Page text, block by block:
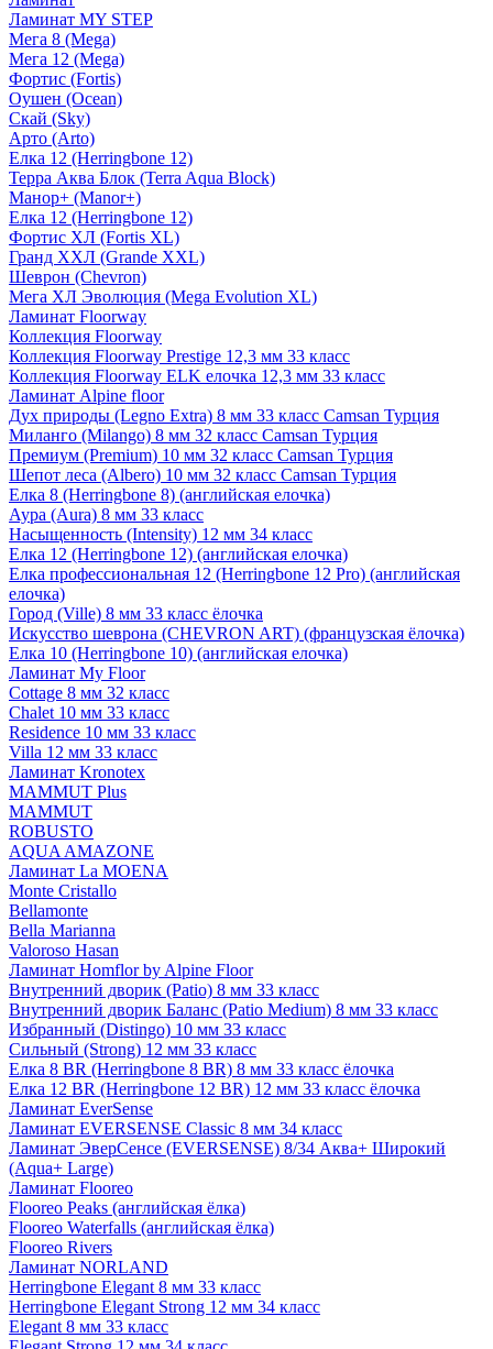
Ламинат MY STEP
Мега 8 (Mega)
Мега 12 (Mega)
Фортис (Fortis)
Оушен (Ocean)
Скай (Sky)
Арто (Arto)
Елка 12 (Herringbone 12)
Терра Аква Блок (Terra Aqua Block)
Манор+ (Manor+)
Елка 12 (Herringbone 12)
Фортис ХЛ (Fortis XL)
Гранд ХХЛ (Grande XXL)
Шеврон (Chevron)
Мега ХЛ Эволюция (Mega Evolution XL)
Ламинат Floorway
Коллекция Floorway
Коллекция Floorway Prestige 12,3 мм 33 класс
Коллекция Floorway ELK елочка 12,3 мм 33 класс
Ламинат Alpine floor
Дух природы (Legno Extra) 8 мм 33 класс Camsan Турция
Миланго (Milango) 8 мм 32 класс Camsan Турция
Премиум (Premium) 10 мм 32 класс Camsan Турция
Шепот леса (Albero) 10 мм 32 класс Camsan Турция
Елка 8 (Herringbone 8) (английская елочка)
Аура (Aura) 8 мм 33 класс
Насыщенность (Intensity) 12 мм 34 класс
Елка 12 (Herringbone 12) (английская елочка)
Елка профессиональная 12 (Herringbone 12 Pro) (английская
елочка)
Город (Ville) 8 мм 33 класс ёлочка
Искусство шеврона (CHEVRON ART) (французская ёлочка)
Елка 10 (Herringbone 10) (английская елочка)
Ламинат My Floor
Cottage 8 мм 32 класс
Chalet 10 мм 33 класс
Residence 10 мм 33 класс
Villa 12 мм 33 класс
Ламинат Kronotex
MAMMUT Plus
MAMMUT
ROBUSTO
AQUA AMAZONE
Ламинат La MOENA
Monte Cristallo
Bellamonte
Bella Marianna
Valoroso Hasan
Ламинат Homflor by Alpine Floor
Внутренний дворик (Patio) 8 мм 33 класс
Внутренний дворик Баланс (Patio Medium) 8 мм 33 класс
Избранный (Distingo) 10 мм 33 класс
Сильный (Strong) 12 мм 33 класс
Елка 8 BR (Herringbone 8 BR) 8 мм 33 класс ёлочка
Елка 12 BR (Herringbone 12 BR) 12 мм 33 класс ёлочка
Ламинат EverSense
Ламинат EVERSENSE Classic 8 мм 34 класс
Ламинат ЭверСенсе (EVERSENSE) 8/34 Аква+ Широкий
(Aqua+ Large)
Ламинат Flooreo
Flooreo Peaks (английская ёлка)
Flooreo Waterfalls (английская ёлка)
Flooreo Rivers
Ламинат NORLAND
Herringbone Elegant 8 мм 33 класс
Herringbone Elegant Strong 12 мм 34 класс
Elegant 8 мм 33 класс